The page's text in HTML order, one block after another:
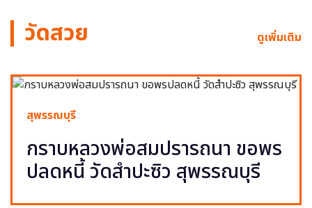
วัดสวย ดูเพิ่มเติม
สุพรรณบุรี
กราบหลวงพ่อสมปรารถนา ขอพร
ปลดหนี้ วัดสำปะซิว สุพรรณบุรี